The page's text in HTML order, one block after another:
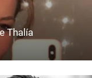
Thalía